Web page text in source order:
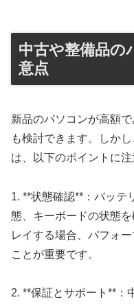
中古や整備品の
意点
新品のパソコンが高額
も検討できます。しか
は、以下のポイントに注
1. **状態確認**：バッテ
態、キーボードの状態
レイする場合、パフォ
ことが重要です。
2. **保証とサポート**：